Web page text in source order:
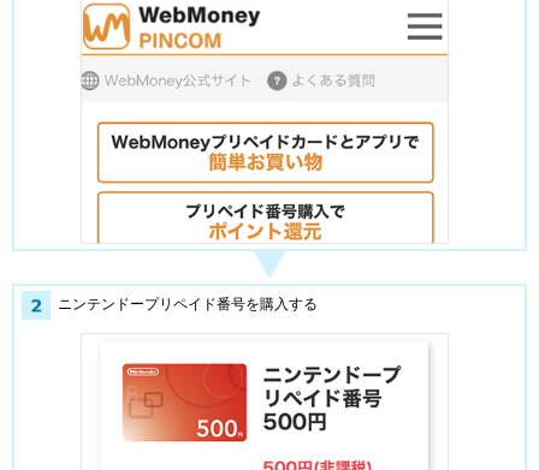
ニンテンドープリペイド番号を購入する